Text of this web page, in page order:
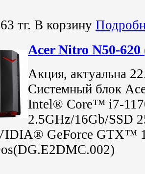
тг. В корзину
Acer Nitro N50-
Акция, актуальна
Системный блок
Intel® Core™ i7-
2.5GHz/16Gb/SSD
GeForce GTX™